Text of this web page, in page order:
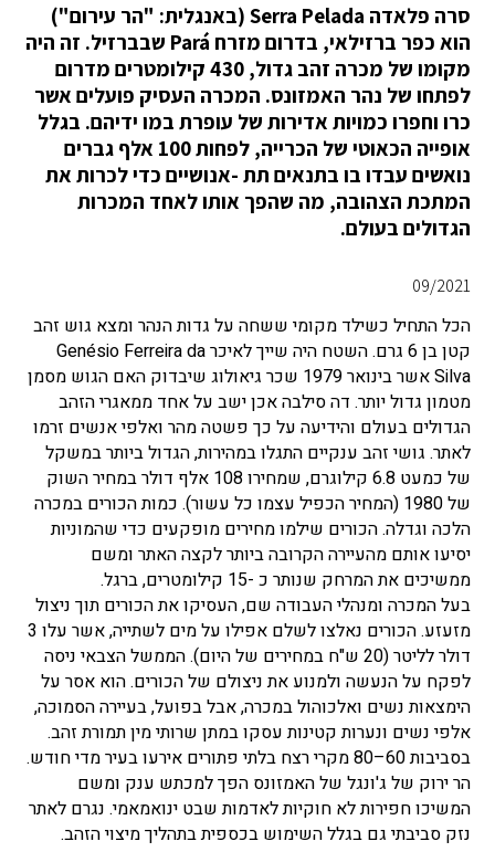
סרה פלאדה Serra Pelada (באנגלית: "הר עירום")
הוא כפר ברזילאי, בדרום מזרח Pará שבברזיל. זה היה
מקומו של מכרה זהב גדול, 430 קילומטרים מדרום
לפתחו של נהר האמזונס. המכרה העסיק פועלים אשר
כרו וחפרו כמויות אדירות של עופרת במו ידיהם. בגלל
אופייה הכאוטי של הכרייה, לפחות 100 אלף גברים
נואשים עבדו בו בתנאים תת -אנושיים כדי לכרות את
המתכת הצהובה, מה שהפך אותו לאחד המכרות
הגדולים בעולם.
09/2021
הכל התחיל כשילד מקומי ששחה על גדות הנהר ומצא גוש זהב
קטן בן 6 גרם. השטח היה שייך לאיכר Genésio Ferreira da
Silva אשר בינואר 1979 שכר גיאולוג שיבדוק האם הגוש מסמן
מטמון גדול יותר. דה סילבה אכן ישב על אחד ממאגרי הזהב
הגדולים בעולם והידיעה על כך פשטה מהר ואלפי אנשים זרמו
לאתר. גושי זהב ענקיים התגלו במהירות, הגדול ביותר במשקל
של כמעט 6.8 קילוגרם, שמחירו 108 אלף דולר במחיר השוק
של 1980 (המחיר הכפיל עצמו כל עשור). כמות הכורים במכרה
הלכה וגדלה. הכורים שילמו מחירים מופקעים כדי שהמוניות
יסיעו אותם מהעיירה הקרובה ביותר לקצה האתר ומשם
ממשיכים את המרחק שנותר כ -15 קילומטרים, ברגל.
בעל המכרה ומנהלי העבודה שם, העסיקו את הכורים תוך ניצול
מזעזע. הכורים נאלצו לשלם אפילו על מים לשתייה, אשר עלו 3
דולר לליטר (20 ש"ח במחירים של היום). הממשל הצבאי ניסה
לפקח על הנעשה ולמנוע את ניצולם של הכורים. הוא אסר על
הימצאות נשים ואלכוהול במכרה, אבל בפועל, בעיירה הסמוכה,
אלפי נשים ונערות קטינות עסקו במתן שרותי מין תמורת זהב.
בסביבות 60–80 מקרי רצח בלתי פתורים אירעו בעיר מדי חודש.
הר ירוק של ג'ונגל של האמזונס הפך למכתש ענק ומשם
המשיכו חפירות לא חוקיות לאדמות שבט ינואמאמי. נגרם לאתר
נזק סביבתי גם בגלל השימוש בכספית בתהליך מיצוי הזהב.